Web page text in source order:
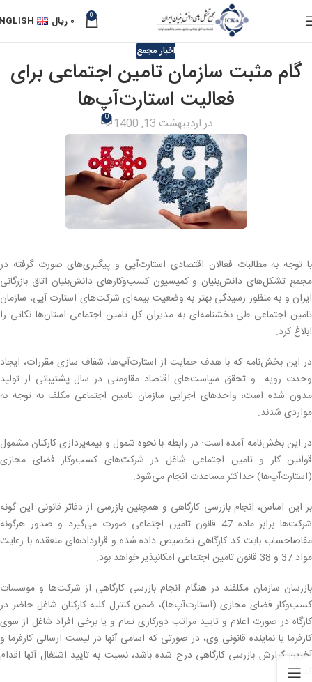
0 ۰ ریال
اخبار مجمع
گام مثبت سازمان تامین اجتماعی برای
فعالیت استارت‌آپ‌ها
در اردیبهشت 13, 1400 0
با توجه به مطالبات فعالان اقتصادی استارت‌آپی و پیگیری‌های صورت گرفته در
مجمع تشکل‌های دانش‌بنیان و کمیسیون کسب‌وکارهای دانش‌بنیان اتاق بازرگانی
ایران و به منظور رسیدگی بهتر به وضعیت بیمه‌ای شرکت‌های استارت آپی، سازمان
تامین اجتماعی طی بخشنامه‌ای به مدیران کل تامین اجتماعی استان‌ها نکاتی را
ابلاغ کرد.
در این بخش‌نامه که با هدف حمایت از استارت‌آپ‌ها، شفاف سازی مقررات، ایجاد
وحدت رویه و تحقق سیاست‌های اقتصاد مقاومتی در سال پشتیبانی از تولید
مدون شده است، واحدهای اجرایی سازمان تامین اجتماعی مکلف به توجه به
مواردی شدند.
در این بخش‌نامه آمده است: در رابطه با نحوه شمول و بیمه‌پردازی کارکنان مشمول
قوانین کار و تامین اجتماعی شاغل در شرکت‌های کسب‌وکار فضای مجازی
(استارت‌آپ‌ها) حداکثر مساعدت انجام می‌شود.
بر این اساس، انجام بازرسی کارگاهی و همچنین بازرسی از دفاتر قانونی این گونه
شرکت‌ها برابر ماده 47 قانون تامین اجتماعی صورت می‌گیرد و صدور هرگونه
مفاصاحساب بابت کد کارگاهی تخصیص داده شده و قراردادهای منعقده با رعایت
مواد 37 و 38 قانون تامین اجتماعی امکانپذیر خواهد بود.
بازرسان سازمان مکلفند در هنگام انجام بازرسی کارگاهی از شرکت‌ها و موسسات
کسب‌وکار فضای مجازی (استارت‌آپ‌ها)، ضمن کنترل کلیه کارکنان شاغل حاضر در
کارگاه در صورت اعلام و تایید مراتب دورکاری تمام و یا برخی افراد شاغل از سوی
کارفرما یا نماینده قانونی وی، در صورتی که اسامی آنها در لیست ارسالی کارفرما و
آخرین گزارش بازرسی کارگاهی درج شده باشد، نسبت به تایید اشتغال آنها اقدام
کنند.